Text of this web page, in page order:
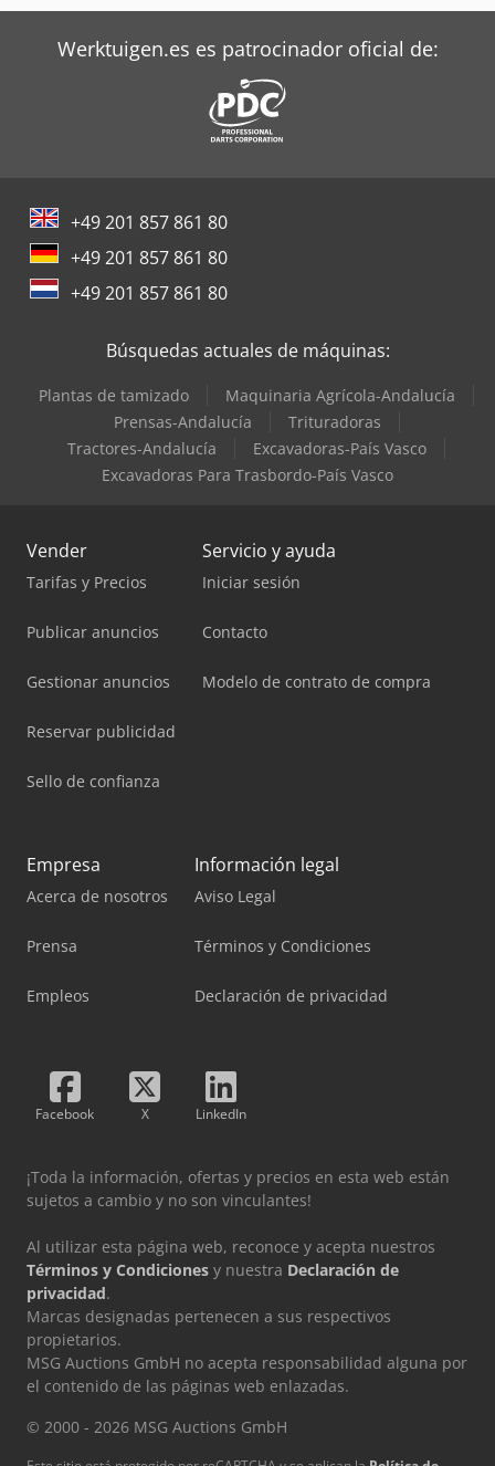
Werktuigen.es es patrocinador oficial de:
+49 201 857 861 80
+49 201 857 861 80
+49 201 857 861 80
Búsquedas actuales de máquinas:
Plantas de tamizado
Maquinaria Agrícola-Andalucía
Prensas-Andalucía
Trituradoras
Tractores-Andalucía
Excavadoras-País Vasco
Excavadoras Para Trasbordo-País Vasco
Vender
Tarifas y Precios
Publicar anuncios
Gestionar anuncios
Reservar publicidad
Sello de confianza
Servicio y ayuda
Iniciar sesión
Contacto
Modelo de contrato de compra
Empresa
Acerca de nosotros
Prensa
Empleos
Información legal
Aviso Legal
Términos y Condiciones
Declaración de privacidad
Facebook X LinkedIn
¡Toda la información, ofertas y precios en esta web están
sujetos a cambio y no son vinculantes!
Al utilizar esta página web, reconoce y acepta nuestros
Términos y Condiciones y nuestra Declaración de
privacidad.
Marcas designadas pertenecen a sus respectivos
propietarios.
MSG Auctions GmbH no acepta responsabilidad alguna por
el contenido de las páginas web enlazadas.
© 2000 - 2026 MSG Auctions GmbH